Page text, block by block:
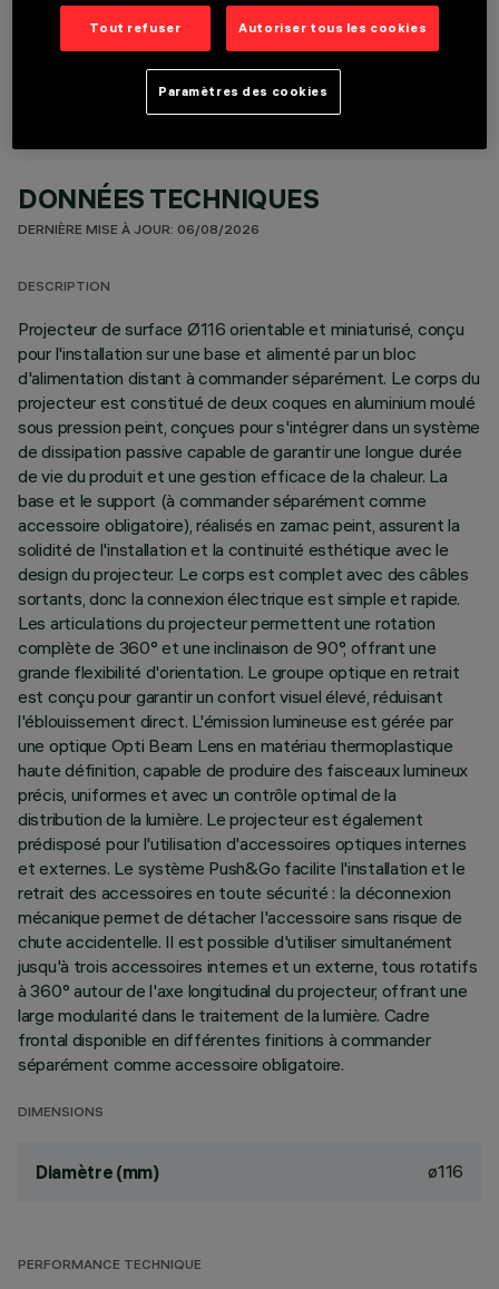
COMPOSANTS OPTIONNELS
DONNÉES TECHNIQUES
DERNIÈRE MISE À JOUR: 06/08/2026
DESCRIPTION
Projecteur de surface Ø116 orientable et miniaturisé, conçu
pour l'installation sur une base et alimenté par un bloc
d'alimentation distant à commander séparément. Le corps du
projecteur est constitué de deux coques en aluminium moulé
sous pression peint, conçues pour s'intégrer dans un système
de dissipation passive capable de garantir une longue durée
de vie du produit et une gestion efficace de la chaleur. La
base et le support (à commander séparément comme
accessoire obligatoire), réalisés en zamac peint, assurent la
solidité de l'installation et la continuité esthétique avec le
design du projecteur. Le corps est complet avec des câbles
sortants, donc la connexion électrique est simple et rapide.
Les articulations du projecteur permettent une rotation
complète de 360° et une inclinaison de 90°, offrant une
grande flexibilité d'orientation. Le groupe optique en retrait
est conçu pour garantir un confort visuel élevé, réduisant
l'éblouissement direct. L'émission lumineuse est gérée par
une optique Opti Beam Lens en matériau thermoplastique
haute définition, capable de produire des faisceaux lumineux
précis, uniformes et avec un contrôle optimal de la
distribution de la lumière. Le projecteur est également
prédisposé pour l'utilisation d'accessoires optiques internes
et externes. Le système Push&Go facilite l'installation et le
retrait des accessoires en toute sécurité : la déconnexion
mécanique permet de détacher l'accessoire sans risque de
chute accidentelle. Il est possible d'utiliser simultanément
jusqu'à trois accessoires internes et un externe, tous rotatifs
à 360° autour de l'axe longitudinal du projecteur, offrant une
large modularité dans le traitement de la lumière. Cadre
frontal disponible en différentes finitions à commander
séparément comme accessoire obligatoire.
DIMENSIONS
Diamètre (mm) ø116
PERFORMANCE TECHNIQUE
Tout refuser Autoriser tous les cookies
Paramètres des cookies